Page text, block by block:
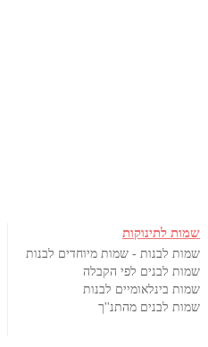
שמות לתינוקות
שמות לבנות - שמות מיוחדים לבנות
שמות לבנים לפי הקבלה
שמות בינלאומיים לבנות
שמות לבנים מהתנ''ך